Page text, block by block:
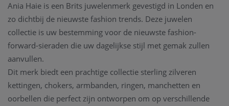
Ania Haie is een Brits juwelenmerk gevestigd in Londen en
zo dichtbij de nieuwste fashion trends. Deze juwelen
collectie is uw bestemming voor de nieuwste fashion-
forward-sieraden die uw dagelijkse stijl met gemak zullen
aanvullen.
Dit merk biedt een prachtige collectie sterling zilveren
kettingen, chokers, armbanden, ringen, manchetten en
oorbellen die perfect zijn ontworpen om op verschillende